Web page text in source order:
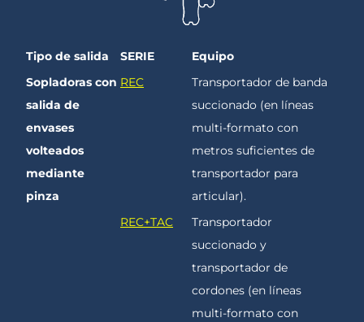
Tipo de salida SERIE
Equipo
Sopladoras con
salida de
envases
volteados
mediante
pinza
REC
Transportador de banda
succionado (en líneas
multi-formato con
metros suficientes de
transportador para
articular).
REC+TAC
Transportador
succionado y
transportador de
cordones (en líneas
multi-formato con